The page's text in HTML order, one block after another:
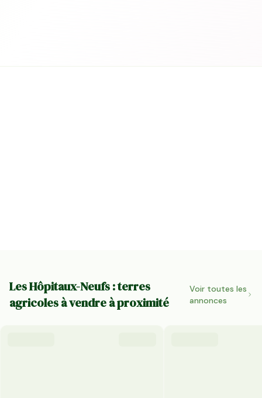
Les Hôpitaux-Neufs : terres
agricoles à vendre à proximité
Voir toutes les
annonces